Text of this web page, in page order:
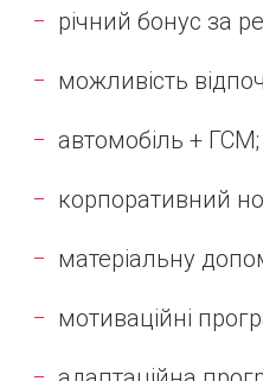
річний бонус за
можливість
автомобіль + ГСМ;
корпоративний
матеріальну
мотиваційні